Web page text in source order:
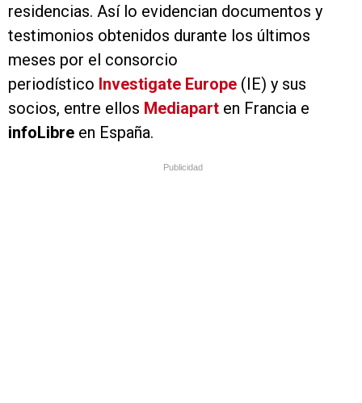
residencias. Así lo evidencian documentos y
testimonios obtenidos durante los últimos
meses por el consorcio
periodístico Investigate Europe (IE) y sus
socios, entre ellos Mediapart en Francia e
infoLibre en España.
Publicidad